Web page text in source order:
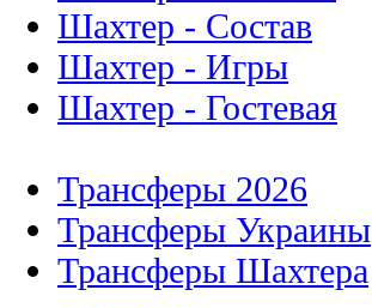
Шахтер - Состав
Шахтер - Игры
Шахтер - Гостевая
Трансферы 2026
Трансферы Украины
Трансферы Шахтера